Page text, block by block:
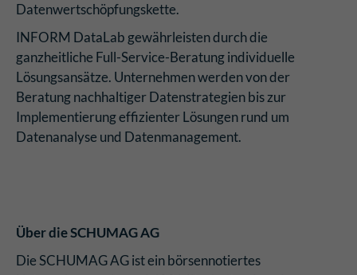
Datenwertschöpfungskette.
INFORM DataLab gewährleisten durch die
ganzheitliche Full-Service-Beratung individuelle
Lösungsansätze. Unternehmen werden von der
Beratung nachhaltiger Datenstrategien bis zur
Implementierung effizienter Lösungen rund um
Datenanalyse und Datenmanagement.
Über die SCHUMAG AG
Die SCHUMAG AG ist ein börsennotiertes